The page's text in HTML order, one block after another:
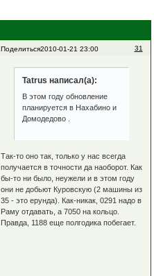
Поделиться 31
2010-01-21 23:00
Tatrus написал(а):
В этом году обновление
планируется в Нахабино и
Домодедово .
Так-то оно так, только у нас всегда
получается в точности да наоборот. Как
бы-то ни было, неужели и в этом году
они не добьют Куровскую (2 машины из
35 - это ерунда). Как-никак, 0291 надо в
Раму отдавать, а 7050 на кольцо.
Правда, 1188 еще полгодика побегает.